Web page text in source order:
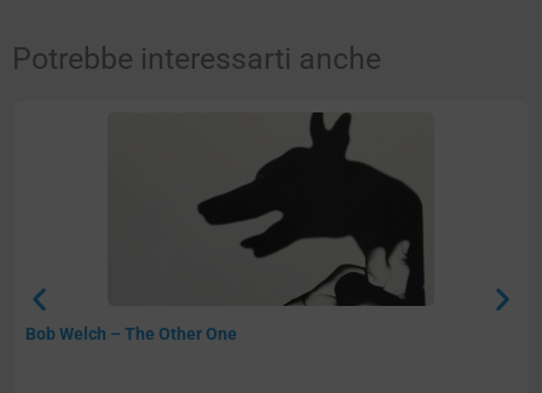
Potrebbe interessarti anche
Bob Welch – The Other One